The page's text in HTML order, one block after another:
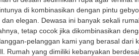
di kombinasikan dengan pintu
elegan. Dewasa ini banyak sekali
tetap cocok jika dikombinasikan
pelanggan kami yang berasal dari
Rumah yang dimiliki kebanyakan